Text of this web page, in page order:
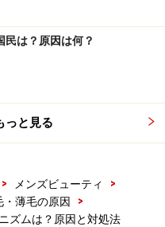
かもしれませんが、大人
なりにストレスを感じ
いで日々勉強に追われ
トレスを増やす原因の
血行不良や睡眠不足など
響を与えます。
に動かすことは、健やか
民は？原因は何？
っと見る
> メンズビューティ
>
・薄毛の原因
>
ズムは？原因と対処法